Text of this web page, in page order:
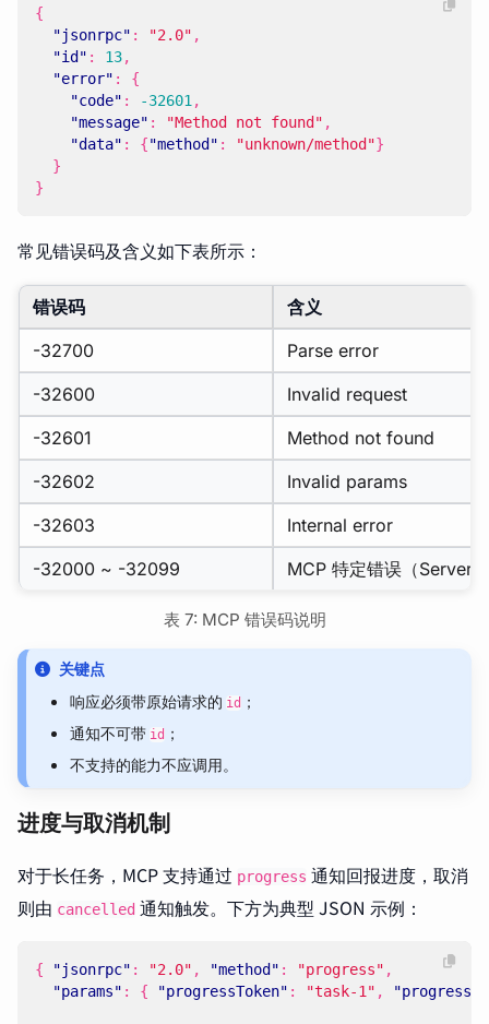
{
"jsonrpc" : "2.0" ,
"id" : 13,
"error" :
{
"code" : -32601 ,
"message" : "Method not found" ,
"data" : {"method" : "unknown/method"}
}
}
常见错误码及含义如下表所示：
错误码
含义
-32700
Parse error
-32600
Invalid request
-32601
Method not found
-32602
Invalid params
-32603
Internal error
-32000 ~ -32099
MCP 特定错误（Server
表 7: MCP 错误码说明
关键点
响应必须带原始请求的 id ；
通知不可带 id ；
不支持的能力不应调用。
进度与取消机制
对于长任务，MCP 支持通过 progress 通知回报进度，取消
则由 cancelled 通知触发。下方为典型 JSON 示例：
{ "jsonrpc" : "2.0" , "method" : "progress" ,
"params" : { "progressToken" : "task-1" , "progress"